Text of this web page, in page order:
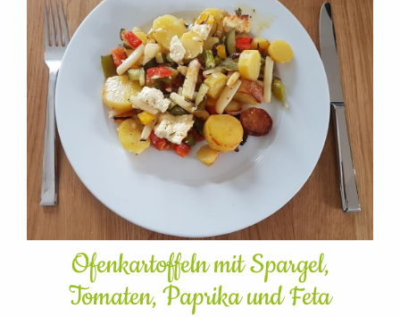
Ofenkartoffeln mit Spargel,
Tomaten, Paprika und Feta